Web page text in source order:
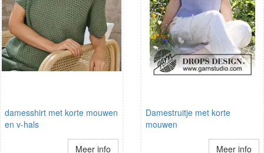
damesshirt met korte mouwen
en v-hals
Meer info
Damestruitje met korte
mouwen
Meer info